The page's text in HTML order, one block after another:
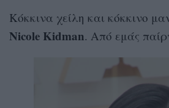
Κόκκινα χείλη και κόκκινο
Nicole Kidman. Από εμάς